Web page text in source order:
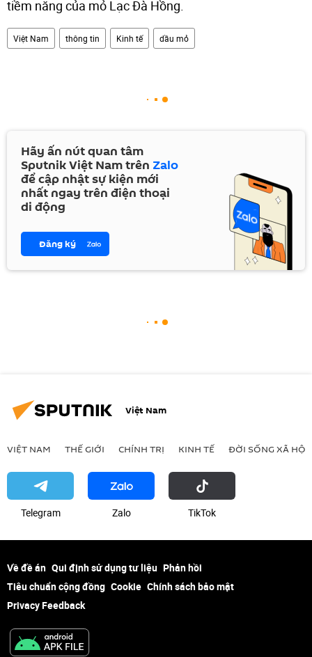
tiềm năng của mỏ Lạc Đà Hồng.
Việt Nam thông tin Kinh tế dầu mỏ
Hãy ấn nút quan tâm
Sputnik Việt Nam trên Zalo
để cập nhật sự kiện mới
nhất ngay trên điện thoại
di động
Đăng ký
Việt Nam
VIỆT NAM THẾ GIỚI CHÍNH TRỊ KINH TẾ ĐỜI SỐNG XÃ HỘI
Telegram Zalo ТikТоk
Về đề án Qui định sử dụng tư liệu Phản hồi
Tiêu chuẩn cộng đồng Cookie Chính sách bảo mật
Privacy Feedback